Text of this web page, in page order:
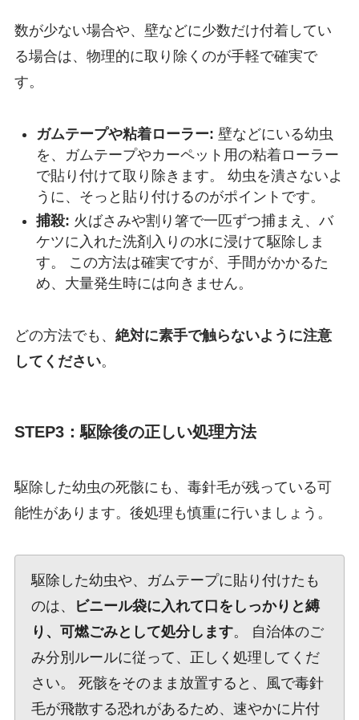
数が少ない場合や、壁などに少数だけ付着してい
る場合は、物理的に取り除くのが手軽で確実で
す。
ガムテープや粘着ローラー: 壁などにいる幼虫
を、ガムテープやカーペット用の粘着ローラー
で貼り付けて取り除きます。 幼虫を潰さないよ
うに、そっと貼り付けるのがポイントです。
捕殺: 火ばさみや割り箸で一匹ずつ捕まえ、バ
ケツに入れた洗剤入りの水に浸けて駆除しま
す。 この方法は確実ですが、手間がかかるた
め、大量発生時には向きません。
どの方法でも、 絶対に素手で触らないように注意
してください。
STEP3：駆除後の正しい処理方法
駆除した幼虫の死骸にも、毒針毛が残っている可
能性があります。後処理も慎重に行いましょう。
駆除した幼虫や、ガムテープに貼り付けたも
のは、
ビニール袋に入れて口をしっかりと縛
り、可燃ごみとして処分します。 自治体のご
み分別ルールに従って、正しく処理してくだ
さい。 死骸をそのまま放置すると、風で毒針
毛が飛散する恐れがあるため、速やかに片付